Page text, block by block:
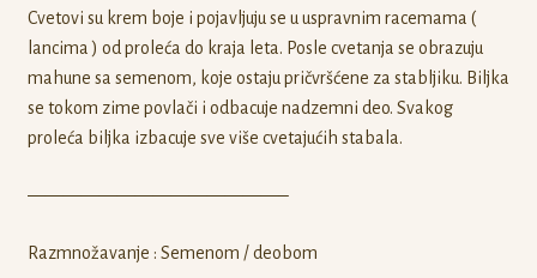
Cvetovi su krem boje i pojavljuju se u uspravnim racemama (
lancima ) od proleća do kraja leta. Posle cvetanja se obrazuju
mahune sa semenom, koje ostaju pričvršćene za stabljiku. Biljka
se tokom zime povlači i odbacuje nadzemni deo. Svakog
proleća biljka izbacuje sve više cvetajućih stabala.
——————————————–
Razmnožavanje : Semenom / deobom